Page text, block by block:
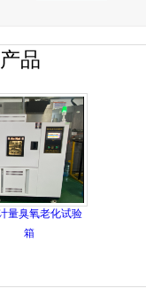
品
量臭氧老化试验
箱